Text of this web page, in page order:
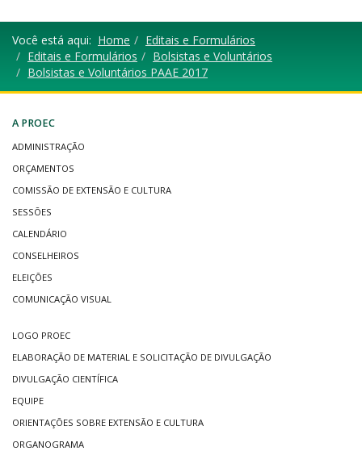
Você está aqui: Home
Editais e Formulários
Editais e Formulários
Bolsistas e Voluntários
Bolsistas e Voluntários PAAE 2017
A PROEC
ADMINISTRAÇÃO
ORÇAMENTOS
COMISSÃO DE EXTENSÃO E CULTURA
SESSÕES
CALENDÁRIO
CONSELHEIROS
ELEIÇÕES
COMUNICAÇÃO VISUAL
LOGO PROEC
ELABORAÇÃO DE MATERIAL E SOLICITAÇÃO DE DIVULGAÇÃO
DIVULGAÇÃO CIENTÍFICA
EQUIPE
ORIENTAÇÕES SOBRE EXTENSÃO E CULTURA
ORGANOGRAMA